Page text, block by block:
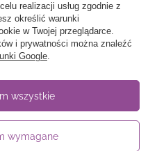
realizacji usług zgodnie z
określić warunki
w Twojej przeglądarce.
i prywatności można znaleźć
Google.
wymagane
wszystkie